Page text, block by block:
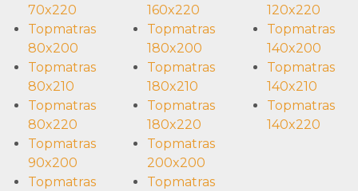
70x220
Topmatras
80x200
Topmatras
80x210
Topmatras
80x220
Topmatras
90x200
Topmatras
160x220
Topmatras
180x200
Topmatras
180x210
Topmatras
180x220
Topmatras
200x200
Topmatras
120x220
Topmatras
140x200
Topmatras
140x210
Topmatras
140x220